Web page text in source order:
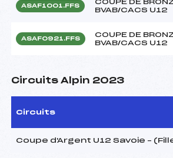
ASAF1001.FFS
COUPE DE
BVAB/CACS U12
ASAF0921.FFS
COUPE DE
BVAB/CACS U12
Circuits Alpin 2023
Circuits
Coupe d'Argent U12 Savoie –